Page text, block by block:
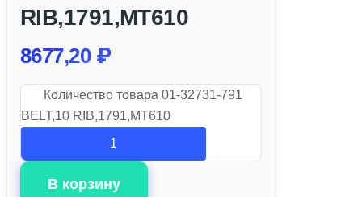
RIB,1791,MT610
8677,20 ₽
Количество товара 01-32731-791
BELT,10 RIB,1791,MT610
В корзину